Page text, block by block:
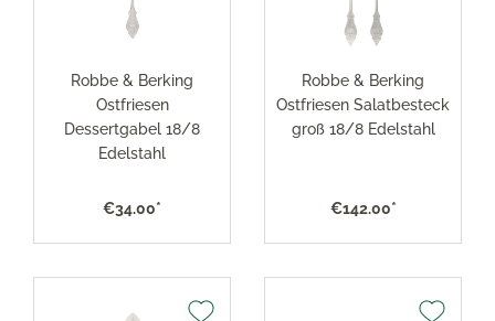
Robbe & Berking
Ostfriesen
Dessertgabel 18/8
Edelstahl
€34.00*
Robbe & Berking
Ostfriesen Salatbesteck
groß 18/8 Edelstahl
€142.00*